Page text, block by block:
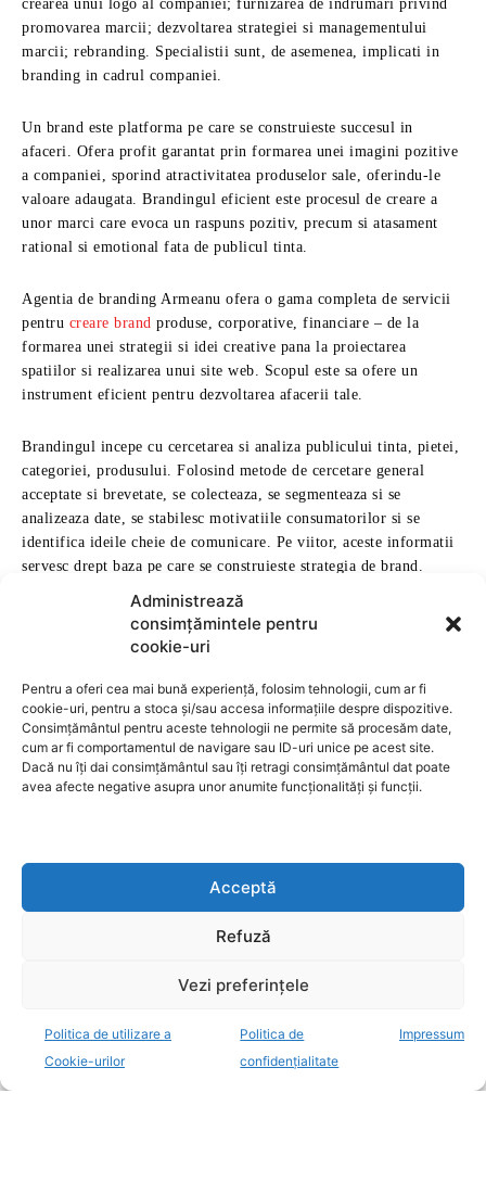
Administrează
consimțămintele pentru
cookie-uri
Pentru a oferi cea mai bună experiență, folosim tehnologii, cum ar fi
cookie-uri, pentru a stoca și/sau accesa informațiile despre dispozitive.
Consimțământul pentru aceste tehnologii ne permite să procesăm date,
cum ar fi comportamentul de navigare sau ID-uri unice pe acest site.
Dacă nu îți dai consimțământul sau îți retragi consimțământul dat poate
avea afecte negative asupra unor anumite funcționalități și funcții.
Acceptă
Refuză
Vezi preferințele
Politica de utilizare a
Cookie-urilor
Politica de
confidențialitate
Impressum